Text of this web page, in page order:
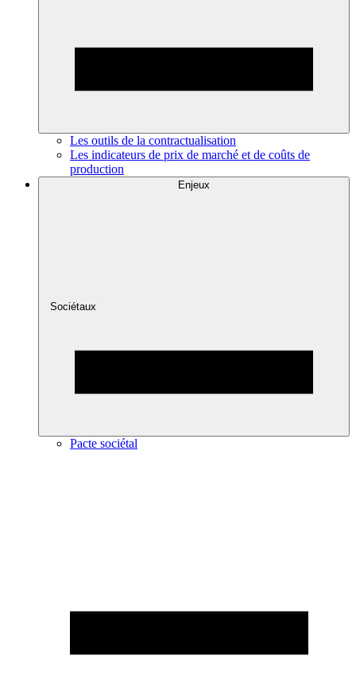
Les outils de la contractualisation
Les indicateurs de prix de marché et de coûts de
production
Enjeux
Sociétaux
Pacte sociétal